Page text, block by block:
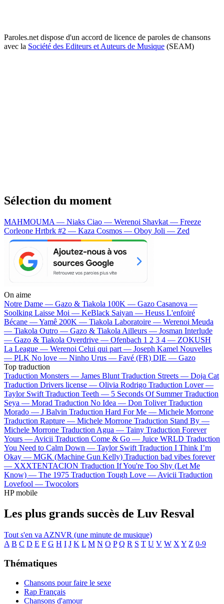
Paroles.net dispose d'un accord de licence de paroles de chansons
avec la Société des Editeurs et Auteurs de Musique (SEAM)
Sélection du moment
MAHMOUMA — Niaks Ciao — Werenoi Shavkat — Freeze
Corleone Hrtbrk #2 — Kaza Cosmos — Oboy Joli — Zed
On aime
Notre Dame — Gazo & Tiakola 100K — Gazo Casanova —
Soolking Laisse Moi — KeBlack Saiyan — Heuss L'enfoiré
Bécane —Yamê 200K — Tiakola Laboratoire — Werenoi Meuda
— Tiakola Outro — Gazo & Tiakola Ailleurs — Josman Interlude
— Gazo & Tiakola Overdrive — Ofenbach 1 2 3 4 — ZOKUSH
La League — Werenoi Celui qui part — Joseph Kamel Nouvelles
— PLK No love — Ninho Urus — Favé (FR) DIE — Gazo
Top traduction
Traduction Monsters — James Blunt Traduction Streets — Doja Cat
Traduction Drivers license — Olivia Rodrigo Traduction Lover —
Taylor Swift Traduction Teeth — 5 Seconds Of Summer Traduction
Seya — Morad Traduction No Idea — Don Toliver Traduction
Morado — J Balvin Traduction Hard For Me — Michele Morrone
Traduction Rapture — Michele Morrone Traduction Stand By —
Michele Morrone Traduction Agua — Tainy Traduction Forever
Yours — Avicii Traduction Come & Go — Juice WRLD Traduction
You Need to Calm Down — Taylor Swift Traduction I Think I’m
Okay — MGK (Machine Gun Kelly) Traduction bad vibes forever
— XXXTENTACION Traduction If You're Too Shy (Let Me
Know) — The 1975 Traduction Tough Love — Avicii Traduction
Lovefool — Twocolors
HP mobile
Les plus grands succès de Luv Resval
Tout s'en va AZNVR (une minute de musique)
A B C D E F G H I J K L M N O P Q R S T U V W X Y Z 0-9
Thématiques
Chansons pour faire le sexe
Rap Français
Chansons d'amour